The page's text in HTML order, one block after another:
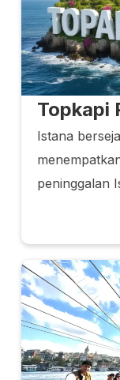
Topkapi
Istana
peninggalan